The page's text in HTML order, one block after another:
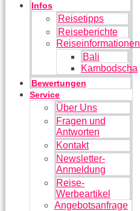
Infos
Reisetipps
Reiseberichte
Reiseinformationen
Bali
Kambodscha
Bewertungen
Service
Über Uns
Fragen und
Antworten
Kontakt
Newsletter-
Anmeldung
Reise-
Werbeartikel
Angebotsanfrage